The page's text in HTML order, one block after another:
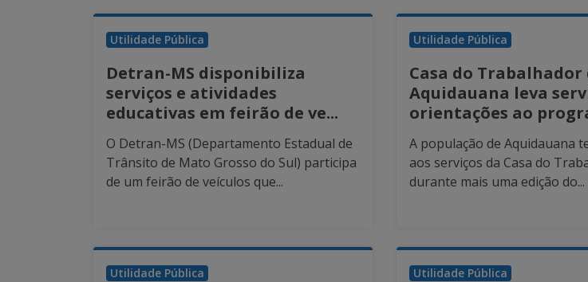
Utilidade Pública
Detran-MS disponibiliza
serviços e atividades
educativas em feirão de ve...
O Detran-MS (Departamento Estadual de
Trânsito de Mato Grosso do Sul) participa
de um feirão de veículos que...
Utilidade Pública
Casa do Trabalhador
Aquidauana leva
orientações ao
A população de Aquidauana
aos serviços da Casa do
durante mais uma edição do...
Utilidade Pública Utilidade Pública